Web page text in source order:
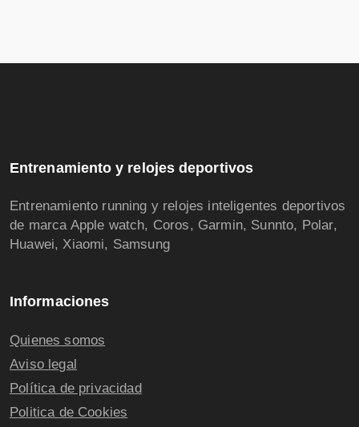
Entrenamiento y relojes deportivos
Entrenamiento running y relojes inteligentes deportivos
de marca Apple watch, Coros, Garmin, Sunnto, Polar,
Huawei, Xiaomi, Samsung
Informaciones
Quienes somos
Aviso legal
Política de privacidad
Politica de Cookies